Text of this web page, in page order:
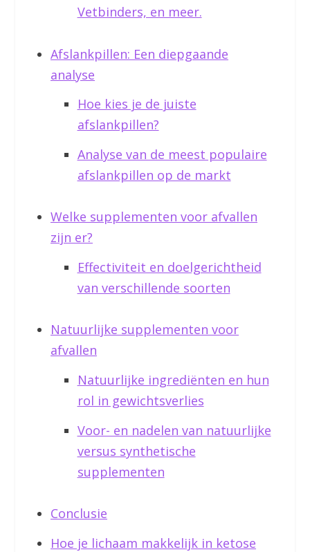
Vetbinders, en meer.
Afslankpillen: Een diepgaande
analyse
Hoe kies je de juiste
afslankpillen?
Analyse van de meest populaire
afslankpillen op de markt
Welke supplementen voor afvallen
zijn er?
Effectiviteit en doelgerichtheid
van verschillende soorten
Natuurlijke supplementen voor
afvallen
Natuurlijke ingrediënten en hun
rol in gewichtsverlies
Voor- en nadelen van natuurlijke
versus synthetische
supplementen
Conclusie
Hoe je lichaam makkelijk in ketose